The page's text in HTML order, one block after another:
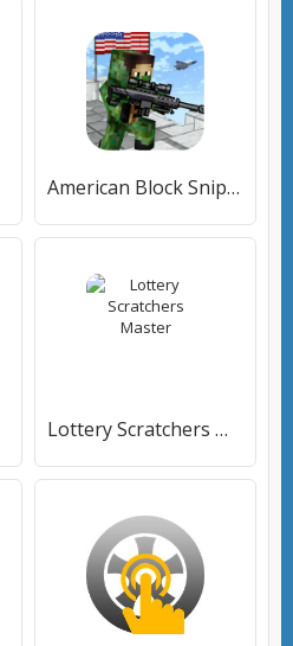
American Block Sniper Survival
Lottery Scratchers Master